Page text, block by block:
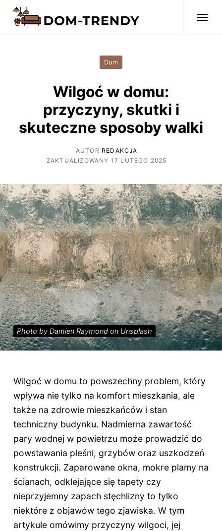
Dom
Wilgoć w domu:
przyczyny, skutki i
skuteczne sposoby walki
AUTOR REDAKCJA
ZAKTUALIZOWANY 17 LUTEGO 2025
Photo by Damien Raymond on Unsplash
Wilgoć w domu to powszechny problem, który
wpływa nie tylko na komfort mieszkania, ale
także na zdrowie mieszkańców i stan
techniczny budynku. Nadmierna zawartość
pary wodnej w powietrzu może prowadzić do
powstawania pleśni, grzybów oraz uszkodzeń
konstrukcji. Zaparowane okna, mokre plamy na
ścianach, odklejające się tapety czy
nieprzyjemny zapach stęchlizny to tylko
niektóre z objawów tego zjawiska. W tym
artykule omówimy przyczyny wilgoci, jej